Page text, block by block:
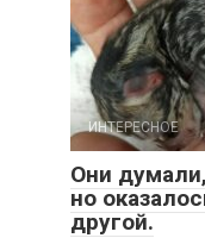
ИНТЕРЕСНОЕ
Они
но
другой.